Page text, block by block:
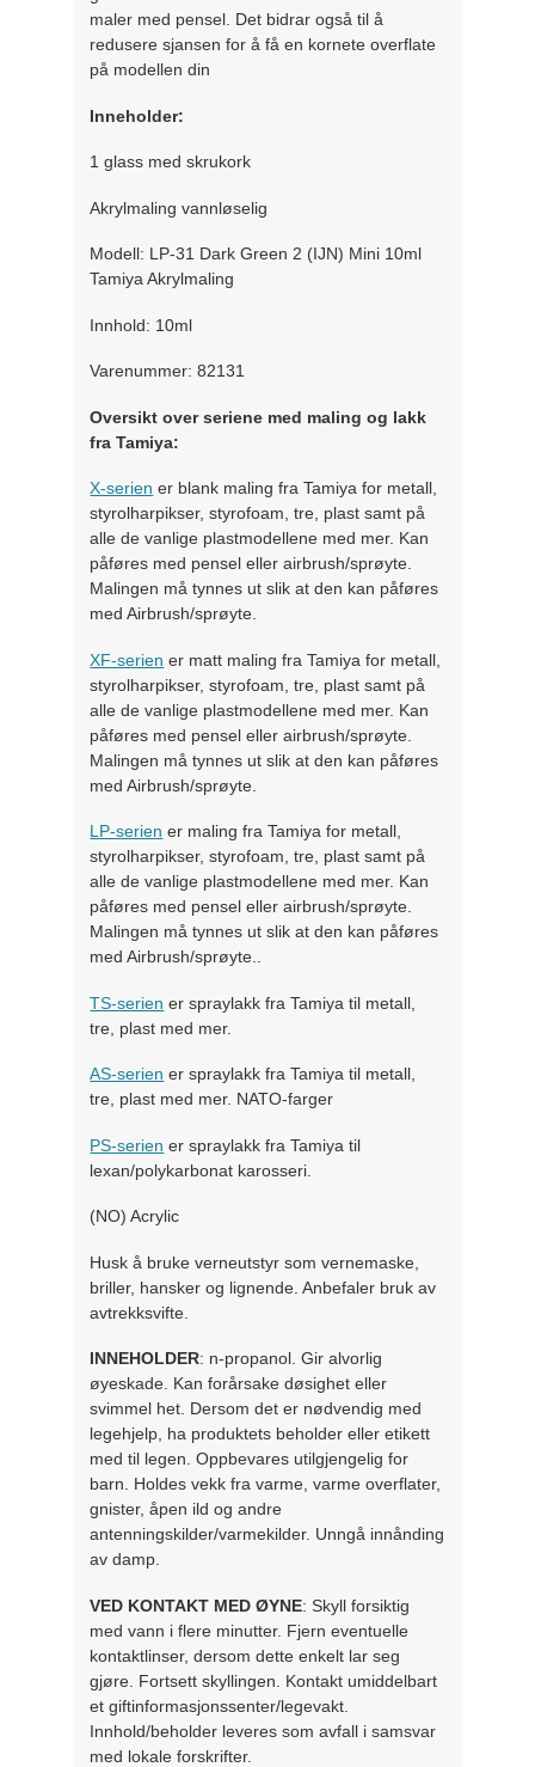
maler med pensel. Det bidrar også til å
redusere sjansen for å få en kornete overflate
på modellen din
Inneholder:
1 glass med skrukork
Akrylmaling vannløselig
Modell: LP-31 Dark Green 2 (IJN) Mini 10ml
Tamiya Akrylmaling
Innhold: 10ml
Varenummer: 82131
Oversikt over seriene med maling og lakk
fra Tamiya:
X-serien er blank maling fra Tamiya for metall,
styrolharpikser, styrofoam, tre, plast samt på
alle de vanlige plastmodellene med mer. Kan
påføres med pensel eller airbrush/sprøyte.
Malingen må tynnes ut slik at den kan påføres
med Airbrush/sprøyte.
XF-serien er matt maling fra Tamiya for metall,
styrolharpikser, styrofoam, tre, plast samt på
alle de vanlige plastmodellene med mer. Kan
påføres med pensel eller airbrush/sprøyte.
Malingen må tynnes ut slik at den kan påføres
med Airbrush/sprøyte.
LP-serien er maling fra Tamiya for metall,
styrolharpikser, styrofoam, tre, plast samt på
alle de vanlige plastmodellene med mer. Kan
påføres med pensel eller airbrush/sprøyte.
Malingen må tynnes ut slik at den kan påføres
med Airbrush/sprøyte..
TS-serien er spraylakk fra Tamiya til metall,
tre, plast med mer.
AS-serien er spraylakk fra Tamiya til metall,
tre, plast med mer. NATO-farger
PS-serien er spraylakk fra Tamiya til
lexan/polykarbonat karosseri.
(NO) Acrylic
Husk å bruke verneutstyr som vernemaske,
briller, hansker og lignende. Anbefaler bruk av
avtrekksvifte.
INNEHOLDER: n-propanol. Gir alvorlig
øyeskade. Kan forårsake døsighet eller
svimmel het. Dersom det er nødvendig med
legehjelp, ha produktets beholder eller etikett
med til legen. Oppbevares utilgjengelig for
barn. Holdes vekk fra varme, varme overflater,
gnister, åpen ild og andre
antenningskilder/varmekilder. Unngå innånding
av damp.
VED KONTAKT MED ØYNE: Skyll forsiktig
med vann i flere minutter. Fjern eventuelle
kontaktlinser, dersom dette enkelt lar seg
gjøre. Fortsett skyllingen. Kontakt umiddelbart
et giftinformasjonssenter/legevakt.
Innhold/beholder leveres som avfall i samsvar
med lokale forskrifter.